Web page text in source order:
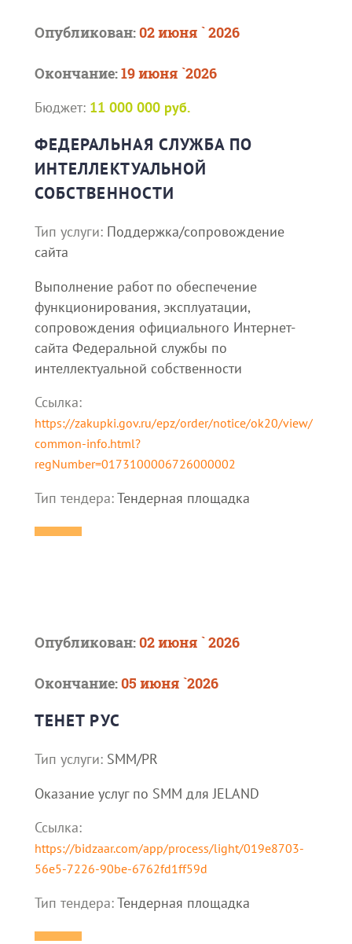
Опубликован:02 июня ` 2026
Окончание:19 июня `2026
Бюджет: 11 000 000 руб.
ФЕДЕРАЛЬНАЯ СЛУЖБА ПО
ИНТЕЛЛЕКТУАЛЬНОЙ
СОБСТВЕННОСТИ
Тип услуги: Поддержка/сопровождение
сайта
Выполнение работ по обеспечение
функционирования, эксплуатации,
сопровождения официального Интернет-
сайта Федеральной службы по
интеллектуальной собственности
Ссылка:
https://zakupki.gov.ru/epz/order/notice/ok20/view/
common-info.html?
regNumber=0173100006726000002
Тип тендера:Тендерная площадка
Опубликован:02 июня ` 2026
Окончание:05 июня `2026
ТЕНЕТ РУС
Тип услуги: SMM/PR
Оказание услуг по SMM для JELAND
Ссылка:
https://bidzaar.com/app/process/light/019e8703-
56e5-7226-90be-6762fd1ff59d
Тип тендера:Тендерная площадка